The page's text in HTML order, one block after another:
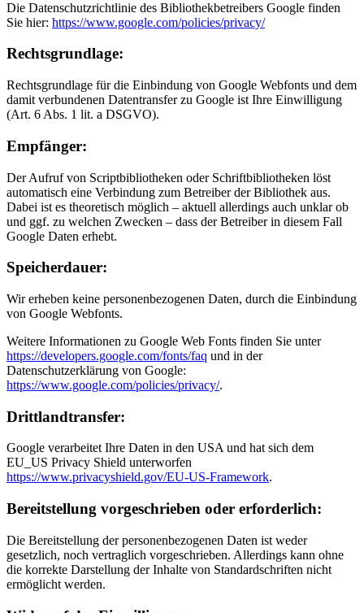
Die Datenschutzrichtlinie des Bibliothekbetreibers Google finden
Sie hier: https://www.google.com/policies/privacy/
Rechtsgrundlage:
Rechtsgrundlage für die Einbindung von Google Webfonts und dem
damit verbundenen Datentransfer zu Google ist Ihre Einwilligung
(Art. 6 Abs. 1 lit. a DSGVO).
Empfänger:
Der Aufruf von Scriptbibliotheken oder Schriftbibliotheken löst
automatisch eine Verbindung zum Betreiber der Bibliothek aus.
Dabei ist es theoretisch möglich – aktuell allerdings auch unklar ob
und ggf. zu welchen Zwecken – dass der Betreiber in diesem Fall
Google Daten erhebt.
Speicherdauer:
Wir erheben keine personenbezogenen Daten, durch die Einbindung
von Google Webfonts.
Weitere Informationen zu Google Web Fonts finden Sie unter
https://developers.google.com/fonts/faq und in der
Datenschutzerklärung von Google:
https://www.google.com/policies/privacy/.
Drittlandtransfer:
Google verarbeitet Ihre Daten in den USA und hat sich dem
EU_US Privacy Shield unterworfen
https://www.privacyshield.gov/EU-US-Framework.
Bereitstellung vorgeschrieben oder erforderlich:
Die Bereitstellung der personenbezogenen Daten ist weder
gesetzlich, noch vertraglich vorgeschrieben. Allerdings kann ohne
die korrekte Darstellung der Inhalte von Standardschriften nicht
ermöglicht werden.